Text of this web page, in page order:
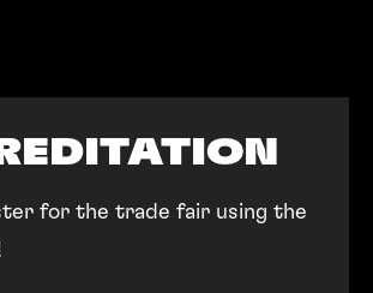
for the trade fair using the